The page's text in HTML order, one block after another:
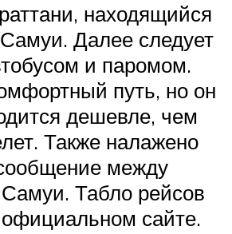
находящийся
Далее следует
и паромом.
путь, но он
дешевле, чем
Также налажено
между
Табло рейсов
сайте.